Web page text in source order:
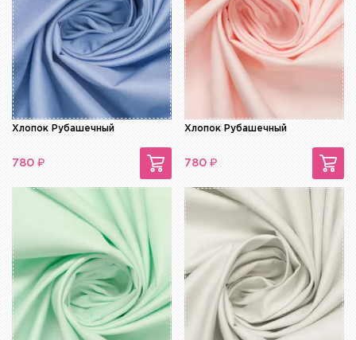
Хлопок Рубашечный
780 ₽
Хлопок Рубашечный
780 ₽